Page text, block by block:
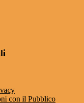
con il Pubblico